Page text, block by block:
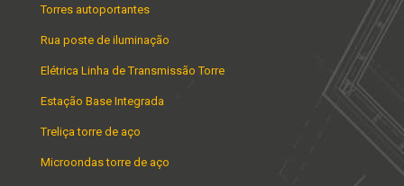
Torres autoportantes
Rua poste de iluminação
Elétrica Linha de Transmissão Torre
Estação Base Integrada
Treliça torre de aço
Microondas torre de aço